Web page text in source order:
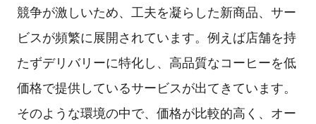
競争が激しいため、工夫を凝らした新商品、サー
ビスが頻繁に展開されています。例えば店舗を持
たずデリバリーに特化し、高品質なコーヒーを低
価格で提供しているサービスが出てきています。
そのような環境の中で、価格が比較的高く、オー